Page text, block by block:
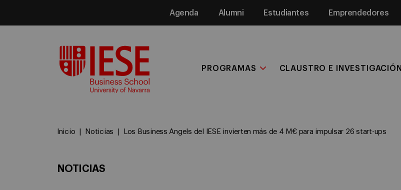
Agenda Alumni Estudiantes Emprendedores
PROGRAMAS CLAUSTRO E INVESTIGACIÓN
Inicio Noticias Los Business Angels del IESE invierten más de 4 M€ para impulsar 26 start-ups
NOTICIAS